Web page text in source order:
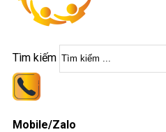
Tìm kiếm
Mobile/Zalo